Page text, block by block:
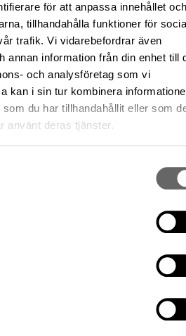
för att anpassa innehållet och
tillhandahålla funktioner för
trafik. Vi vidarebefordrar även
annan information från din enhet till
och analysföretag som vi
kan i sin tur kombinera
du har tillhandahållit eller som
använt deras tjänster.
jpeg
268E-46AF-86F6-
John-Björn
01-10
Du får bearbeta och dela verket
ändamål, även kommersiella, så
samlingar.shm.se/media/
på denna sida är fri att använda
hos Statens historiska museer.